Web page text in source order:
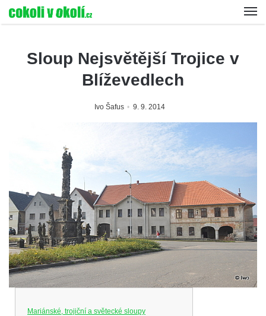
Sloup Nejsvětější Trojice v
Blíževedlech
Ivo Šafus 9. 9. 2014
Mariánské, trojiční a světecké sloupy